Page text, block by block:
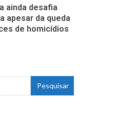
ainda desafia
apesar da queda
de homicídios